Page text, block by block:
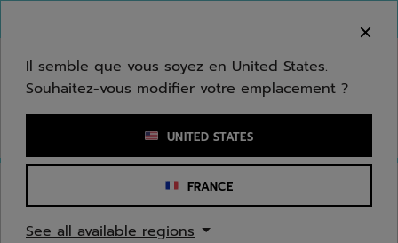
Saisir un mot clé ou un numéro d'article
Il semble que vous soyez en United States.
Souhaitez-vous modifier votre emplacement ?
UNITED STATES
FRANCE
See all available regions